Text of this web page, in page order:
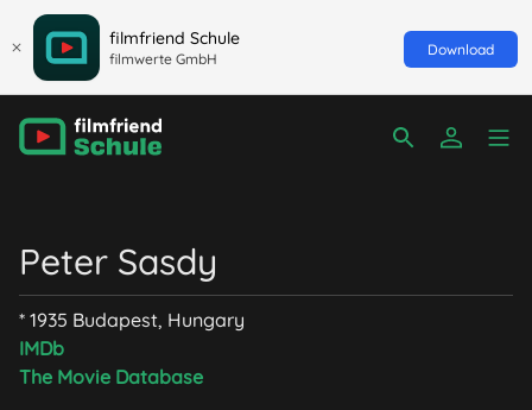
filmfriend Schule
filmwerte GmbH
Download
Peter Sasdy
* 1935 Budapest, Hungary
IMDb
The Movie Database